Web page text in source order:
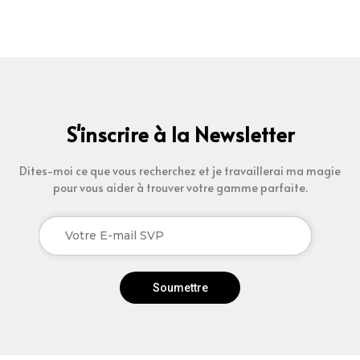
S'inscrire à la Newsletter
Dites-moi ce que vous recherchez et je travaillerai ma magie
pour vous aider à trouver votre gamme parfaite.
Soumettre